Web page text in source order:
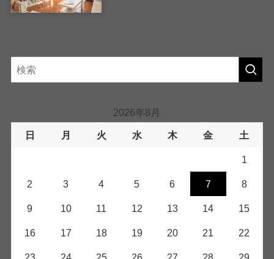
2026年8月
日 月 火 水 木 金 土
1
2 3 4 5 6 7 8
9 10 11 12 13 14 15
16 17 18 19 20 21 22